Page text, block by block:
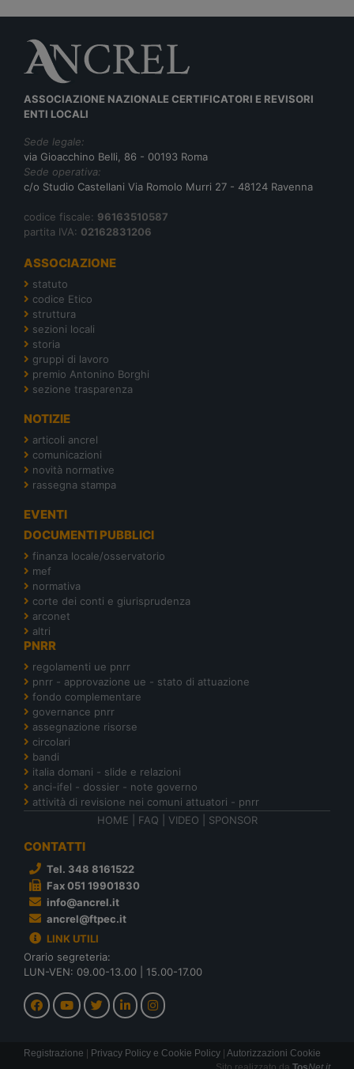
ASSOCIAZIONE NAZIONALE CERTIFICATORI E REVISORI
ENTI LOCALI
Sede legale:
via Gioacchino Belli, 86 - 00193 Roma
Sede operativa:
c/o Studio Castellani Via Romolo Murri 27 - 48124 Ravenna
codice fiscale: 96163510587
partita IVA: 02162831206
ASSOCIAZIONE
statuto
codice Etico
struttura
sezioni locali
storia
gruppi di lavoro
premio Antonino Borghi
sezione trasparenza
NOTIZIE
articoli ancrel
comunicazioni
novità normative
rassegna stampa
EVENTI
DOCUMENTI PUBBLICI
finanza locale/osservatorio
mef
normativa
corte dei conti e giurisprudenza
arconet
altri
PNRR
regolamenti ue pnrr
pnrr - approvazione ue - stato di attuazione
fondo complementare
governance pnrr
assegnazione risorse
circolari
bandi
italia domani - slide e relazioni
anci-ifel - dossier - note governo
attività di revisione nei comuni attuatori - pnrr
HOME
FAQ VIDEO SPONSOR
CONTATTI
Tel. 348 8161522
Fax 051 19901830
info@ancrel.it
ancrel@ftpec.it
LINK UTILI
Orario segreteria:
LUN-VEN: 09.00-13.00 | 15.00-17.00
Registrazione | Privacy Policy e Cookie Policy | Autorizzazioni Cookie